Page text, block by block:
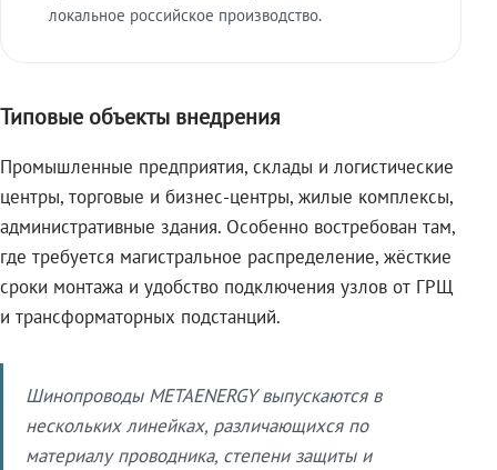
локальное российское производство.
Типовые объекты внедрения
Промышленные предприятия, склады и логистические
центры, торговые и бизнес-центры, жилые комплексы,
административные здания. Особенно востребован там,
где требуется магистральное распределение, жёсткие
сроки монтажа и удобство подключения узлов от ГРЩ
и трансформаторных подстанций.
Шинопроводы METAENERGY выпускаются в
нескольких линейках, различающихся по
материалу проводника, степени защиты и